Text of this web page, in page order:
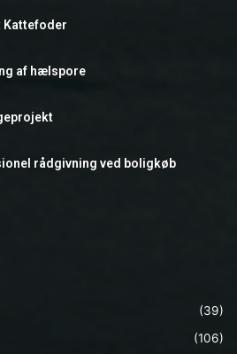
Kattefoder
af hælspore
rådgivning ved boligkøb
(39)
(106)